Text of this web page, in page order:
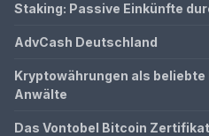
Staking: Passive Einkünfte
AdvCash Deutschland
Kryptowährungen als
Anwälte
Das Vontobel Bitcoin